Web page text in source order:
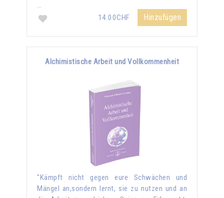
…
14.00CHF
Hinzufügen
Alchimistische Arbeit und Vollkommenheit
"Kämpft nicht gegen eure Schwächen und
Mängel an,sondern lernt, sie zu nutzen und an